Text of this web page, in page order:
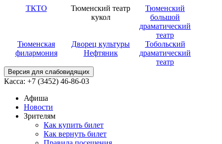
ТКТО
Тюменский театр
кукол
Тюменский
большой
драматический
театр
Тюменская
филармония
Дворец культуры
Нефтяник
Тобольский
драматический
театр
Версия для слабовидящих
Касса: +7 (3452) 46-86-03
Афиша
Новости
Зрителям
Как купить билет
Как вернуть билет